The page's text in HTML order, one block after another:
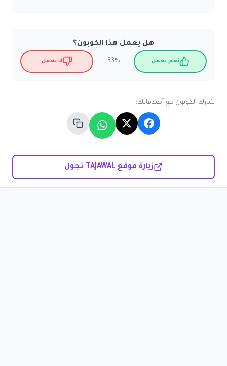
هل يعمل هذا الكوبون؟
نعم يعمل 33% لا يعمل
شارك الكوبون مع أصدقائك:
زيارة موقع TAJAWAL تجول